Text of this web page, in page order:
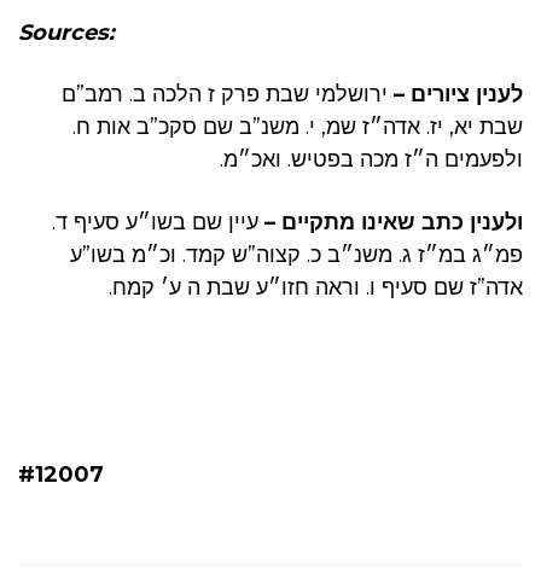
Sources:
לענין ציורים – ירושלמי שבת פרק ז הלכה ב. רמב”ם
שבת יא, יז. אדה״ז שמ, י. משנ”ב שם סקכ”ב אות ח.
ולפעמים ה״ז מכה בפטיש. ואכ״מ.
ולענין כתב שאינו מתקיים – עיין שם בשו״ע סעיף ד.
פמ״ג במ״ז ג. משנ״ב כ. קצוה”ש קמד. וכ״מ בשו”ע
אדה”ז שם סעיף ו. וראה חזו״ע שבת ה ע׳ קמח.
#12007